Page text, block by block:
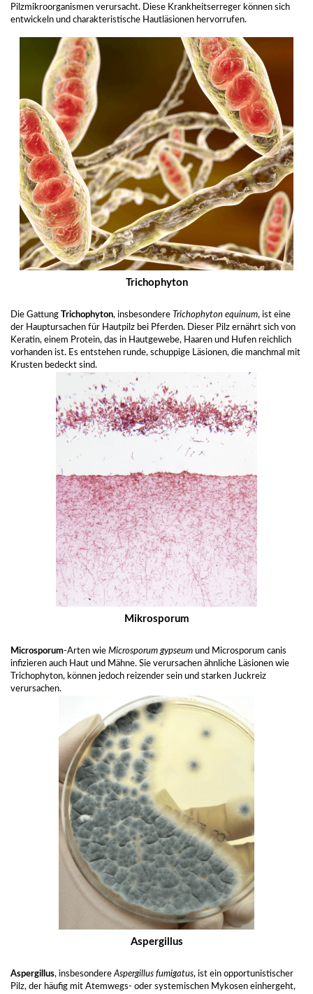
Pilzmikroorganismen verursacht. Diese Krankheitserreger können sich
entwickeln und charakteristische Hautläsionen hervorrufen.
Trichophyton
Die Gattung Trichophyton, insbesondere Trichophyton equinum, ist eine
der Hauptursachen für Hautpilz bei Pferden. Dieser Pilz ernährt sich von
Keratin, einem Protein, das in Hautgewebe, Haaren und Hufen reichlich
vorhanden ist. Es entstehen runde, schuppige Läsionen, die manchmal mit
Krusten bedeckt sind.
Mikrosporum
Microsporum-Arten wie Microsporum gypseum und Microsporum canis
infizieren auch Haut und Mähne. Sie verursachen ähnliche Läsionen wie
Trichophyton, können jedoch reizender sein und starken Juckreiz
verursachen.
Aspergillus
Aspergillus, insbesondereAspergillus fumigatus, ist ein opportunistischer
Pilz, der häufig mit Atemwegs- oder systemischen Mykosen einhergeht,